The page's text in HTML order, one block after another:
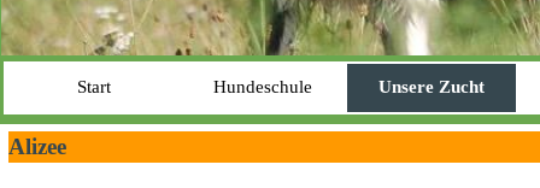
Start Hundeschule Unsere Zucht
Alizee